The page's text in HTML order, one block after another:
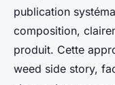
publication
composition,
produit. Cette
weed side story,